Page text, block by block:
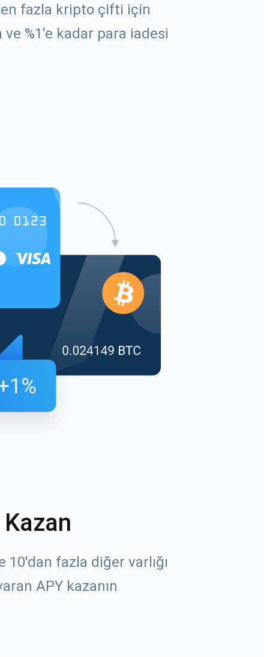
fazla kripto çifti için
ve %1'e kadar para iadesi
10'dan fazla diğer varlığı
APY kazanın